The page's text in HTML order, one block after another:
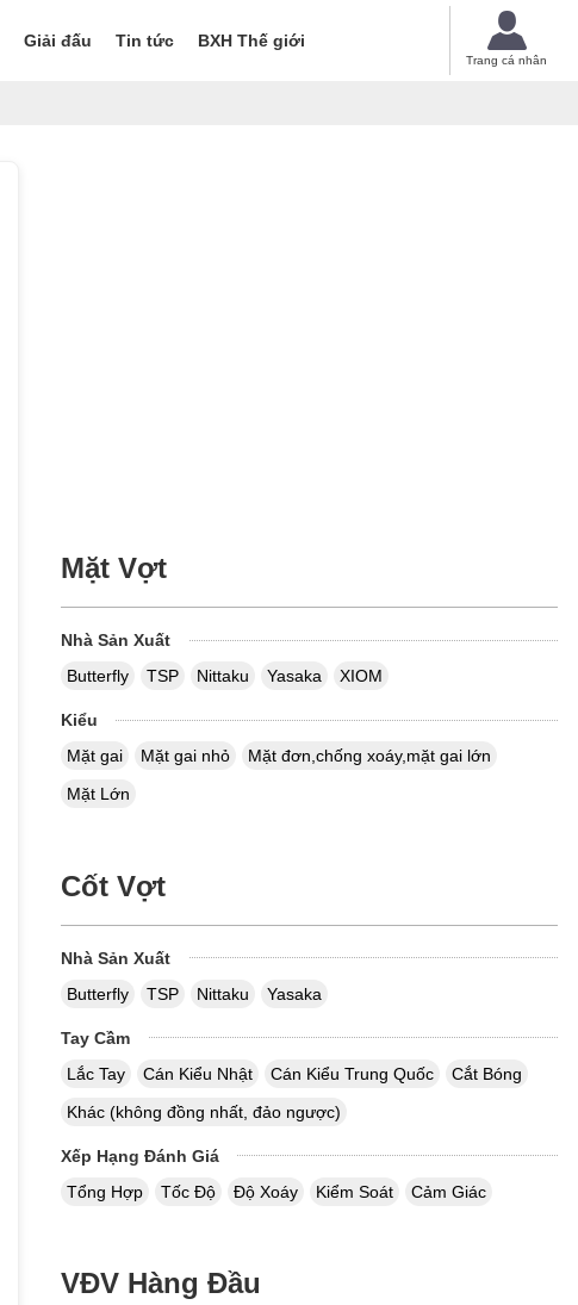
Giải đấu Tin tức BXH Thế giới
Trang cá nhân
Mặt Vợt
Nhà Sản Xuất
Butterfly
TSP Nittaku Yasaka XIOM
Kiểu
Mặt gai
Mặt gai nhỏ
Mặt đơn,chống xoáy,mặt gai lớn
Mặt Lớn
Cốt Vợt
Nhà Sản Xuất
Butterfly
TSP Nittaku Yasaka
Tay Cầm
Lắc Tay
Cán Kiểu Nhật Cán Kiểu Trung Quốc
Cắt Bóng
Khác (không đồng nhất, đảo ngược)
Xếp Hạng Đánh Giá
Tổng Hợp
Tốc Độ Độ Xoáy Kiểm Soát Cảm Giác
VĐV Hàng Đầu